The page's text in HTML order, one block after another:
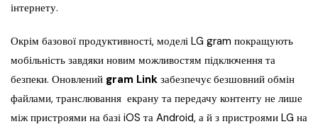
інтернету.
Окрім базової продуктивності, моделі LG gram покращують
мобільність завдяки новим можливостям підключення та
безпеки. Оновлений gram Link забезпечує безшовний обмін
файлами, транслювання екрану та передачу контенту не лише
між пристроями на базі iOS та Android, а й з пристроями LG на